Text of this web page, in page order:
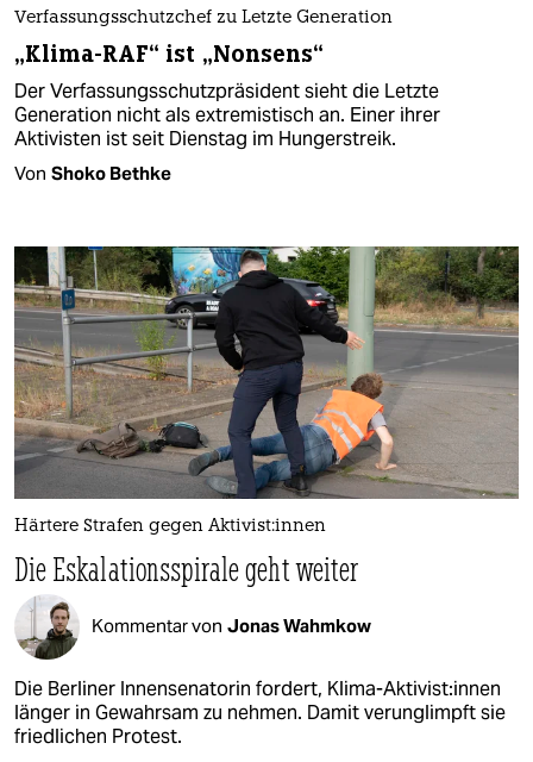
Verfassungsschutzchef zu Letzte Generation
„Klima-RAF“ ist „Nonsens“
Der Verfassungsschutzpräsident sieht die Letzte
Generation nicht als extremistisch an. Einer ihrer
Aktivisten ist seit Dienstag im Hungerstreik.
Von Shoko Bethke
Härtere Strafen gegen Ak­ti­vis­t:in­nen
Die Eskalationsspirale geht weiter
Kommentar von Jonas Wahmkow
Die Berliner Innensenatorin fordert, Klima-Aktivist:innen
länger in Gewahrsam zu nehmen. Damit verunglimpft sie
friedlichen Protest.